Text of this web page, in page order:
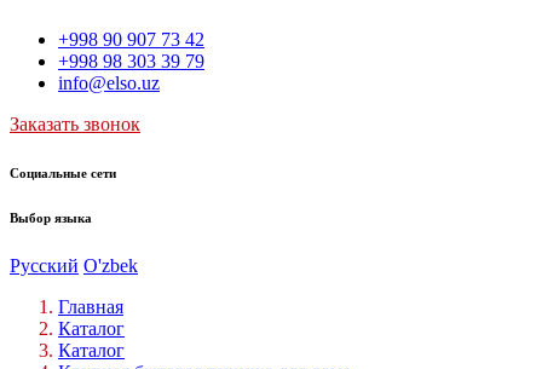
+998 90 907 73 42
+998 98 303 39 79
info@elso.uz
Заказать звонок
Социальные сети
Выбор языка
Русский O'zbek
Главная
Каталог
Каталог